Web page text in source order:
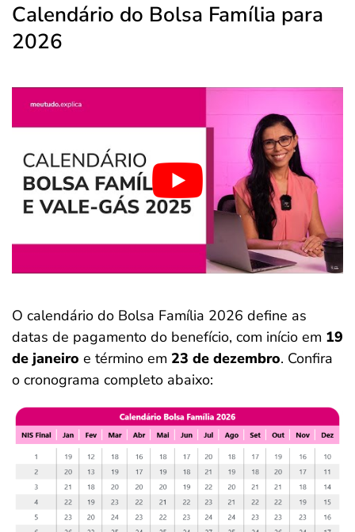
Calendário do Bolsa Família para
2026
O calendário do Bolsa Família 2026 define as
datas de pagamento do benefício, com início em 19
de janeiro e término em 23 de dezembro. Confira
o cronograma completo abaixo: